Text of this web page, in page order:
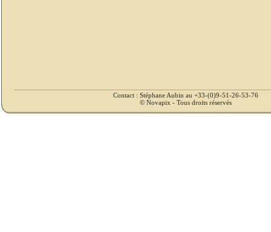
Contact : Stéphane Aubin au +33-(0)9-51-26-53-76
© Novapix - Tous droits réservés